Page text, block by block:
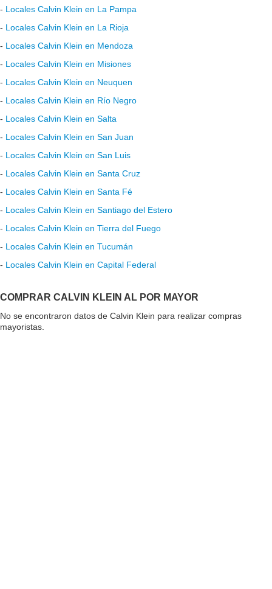
- Locales Calvin Klein en La Pampa
- Locales Calvin Klein en La Rioja
- Locales Calvin Klein en Mendoza
- Locales Calvin Klein en Misiones
- Locales Calvin Klein en Neuquen
- Locales Calvin Klein en Río Negro
- Locales Calvin Klein en Salta
- Locales Calvin Klein en San Juan
- Locales Calvin Klein en San Luis
- Locales Calvin Klein en Santa Cruz
- Locales Calvin Klein en Santa Fé
- Locales Calvin Klein en Santiago del Estero
- Locales Calvin Klein en Tierra del Fuego
- Locales Calvin Klein en Tucumán
- Locales Calvin Klein en Capital Federal
COMPRAR CALVIN KLEIN AL POR MAYOR
No se encontraron datos de Calvin Klein para realizar compras
mayoristas.